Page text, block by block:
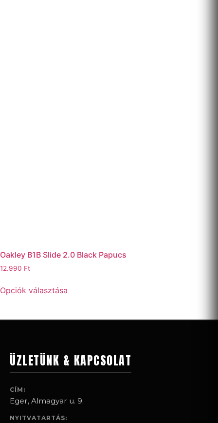
Oakley B1B Slide 2.0 Black Papucs
12.990 Ft
Opciók választása
ÜZLETÜNK & KAPCSOLAT
CÍM:
Eger, Almagyar u. 9.
NYITVATARTÁS: